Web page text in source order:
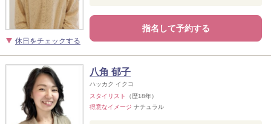
休日をチェックする
指名して予約する
八角 郁子
ハッカク イクコ
スタイリスト
（歴18年）
得意なイメージ ナチュラル